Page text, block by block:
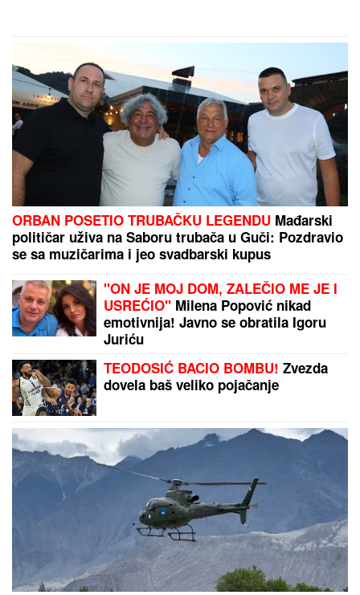
ORBAN POSETIO TRUBAČKU LEGENDU Mađarski
političar uživa na Saboru trubača u Guči: Pozdravio
se sa muzičarima i jeo svadbarski kupus
"ON JE MOJ DOM, ZALEČIO ME JE I
USREĆIO" Milena Popović nikad
emotivnija! Javno se obratila Igoru
Juriću
TEODOSIĆ BACIO BOMBU! Zvezda
dovela baš veliko pojačanje